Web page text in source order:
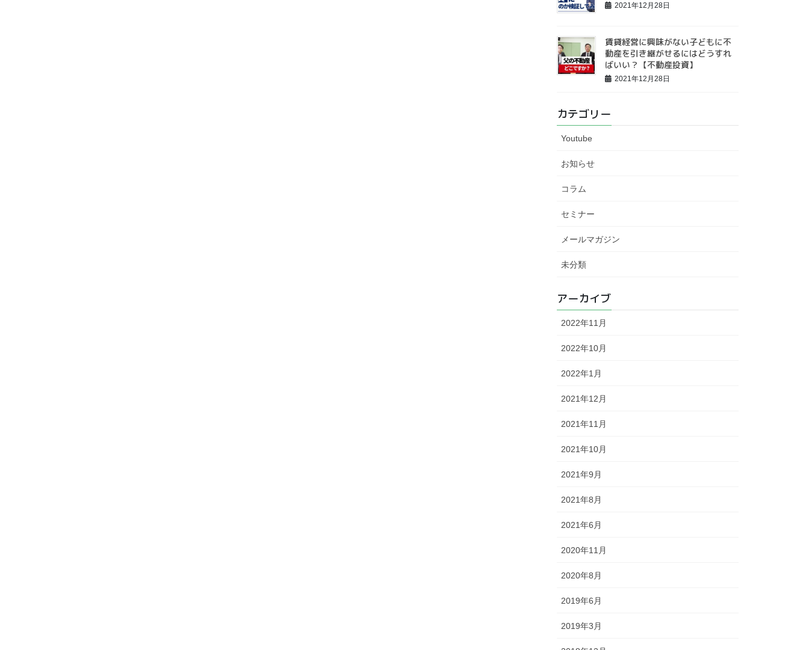
2021年12月28日
賃貸経営に興味がない子どもに不
動産を引き継がせるにはどうすれ
ばいい？【不動産投資】
2021年12月28日
カテゴリー
Youtube
お知らせ
コラム
セミナー
メールマガジン
未分類
アーカイブ
2022年11月
2022年10月
2022年1月
2021年12月
2021年11月
2021年10月
2021年9月
2021年8月
2021年6月
2020年11月
2020年8月
2019年6月
2019年3月